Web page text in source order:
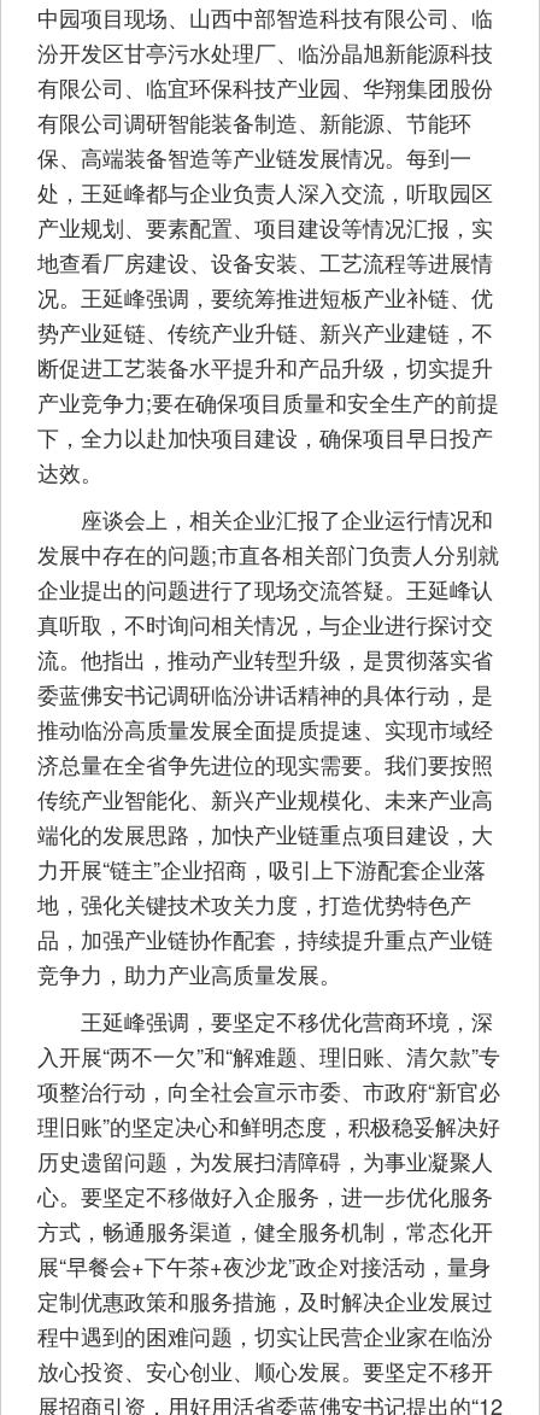
中园项目现场、山西中部智造科技有限公司、临
汾开发区甘亭污水处理厂、临汾晶旭新能源科技
有限公司、临宜环保科技产业园、华翔集团股份
有限公司调研智能装备制造、新能源、节能环
保、高端装备智造等产业链发展情况。每到一
处，王延峰都与企业负责人深入交流，听取园区
产业规划、要素配置、项目建设等情况汇报，实
地查看厂房建设、设备安装、工艺流程等进展情
况。王延峰强调，要统筹推进短板产业补链、优
势产业延链、传统产业升链、新兴产业建链，不
断促进工艺装备水平提升和产品升级，切实提升
产业竞争力;要在确保项目质量和安全生产的前提
下，全力以赴加快项目建设，确保项目早日投产
达效。
座谈会上，相关企业汇报了企业运行情况和
发展中存在的问题;市直各相关部门负责人分别就
企业提出的问题进行了现场交流答疑。王延峰认
真听取，不时询问相关情况，与企业进行探讨交
流。他指出，推动产业转型升级，是贯彻落实省
委蓝佛安书记调研临汾讲话精神的具体行动，是
推动临汾高质量发展全面提质提速、实现市域经
济总量在全省争先进位的现实需要。我们要按照
传统产业智能化、新兴产业规模化、未来产业高
端化的发展思路，加快产业链重点项目建设，大
力开展“链主”企业招商，吸引上下游配套企业落
地，强化关键技术攻关力度，打造优势特色产
品，加强产业链协作配套，持续提升重点产业链
竞争力，助力产业高质量发展。
王延峰强调，要坚定不移优化营商环境，深
入开展“两不一欠”和“解难题、理旧账、清欠款”专
项整治行动，向全社会宣示市委、市政府“新官必
理旧账”的坚定决心和鲜明态度，积极稳妥解决好
历史遗留问题，为发展扫清障碍，为事业凝聚人
心。要坚定不移做好入企服务，进一步优化服务
方式，畅通服务渠道，健全服务机制，常态化开
展“早餐会+下午茶+夜沙龙”政企对接活动，量身
定制优惠政策和服务措施，及时解决企业发展过
程中遇到的困难问题，切实让民营企业家在临汾
放心投资、安心创业、顺心发展。要坚定不移开
展招商引资，用好用活省委蓝佛安书记提出的“12